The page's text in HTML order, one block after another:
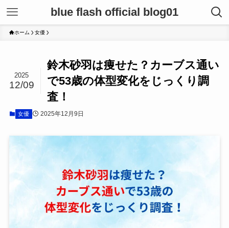
blue flash official blog01
ホーム 女優
鈴木砂羽は痩せた？カーブス通い
で53歳の体型変化をじっくり調
査！
2025
12/09
女優 2025年12月9日